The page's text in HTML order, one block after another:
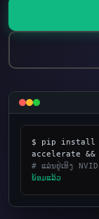
$ pip install
# ແລ່ນຢູ່ເທິງ
​ພ້ອມ​ແລ້ວ